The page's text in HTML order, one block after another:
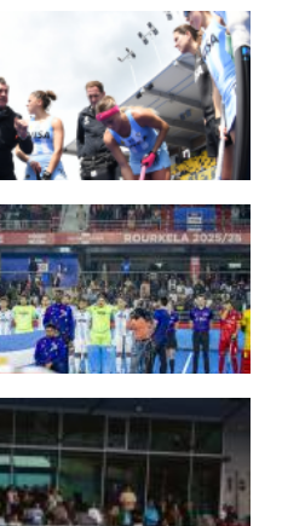
POR LUCAS REY
en Países Bajos y Bélgica.
POR FERNANDO F...
2026 en Países Bajos y Bélgica.
EUROPEA DE P...
las últimas dos ventanas de Pro